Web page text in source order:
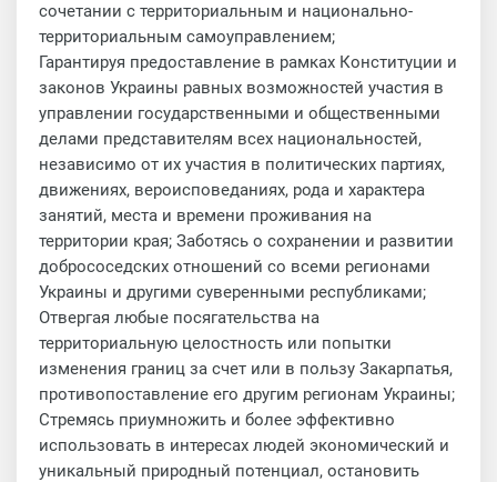
сочетании с территориальным и национально-
территориальным самоуправлением;
Гарантируя предоставление в рамках Конституции и
законов Украины равных возможностей участия в
управлении государственными и общественными
делами представителям всех национальностей,
независимо от их участия в политических партиях,
движениях, вероисповеданиях, рода и характера
занятий, места и времени проживания на
территории края; Заботясь о сохранении и развитии
добрососедских отношений со всеми регионами
Украины и другими суверенными республиками;
Отвергая любые посягательства на
территориальную целостность или попытки
изменения границ за счет или в пользу Закарпатья,
противопоставление его другим регионам Украины;
Стремясь приумножить и более эффективно
использовать в интересах людей экономический и
уникальный природный потенциал, остановить